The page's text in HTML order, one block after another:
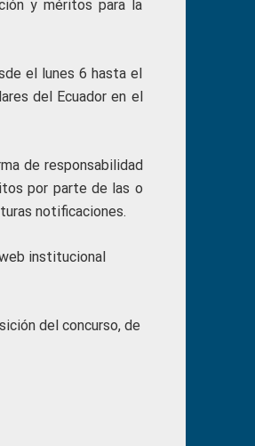
y méritos para la
el lunes 6 hasta el
del Ecuador en el
de responsabilidad
por parte de las o
notificaciones.
institucional
del concurso, de